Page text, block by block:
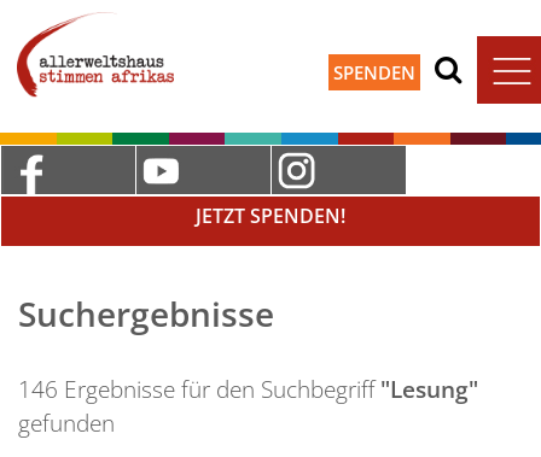
SPENDEN
JETZT SPENDEN!
Suchergebnisse
146 Ergebnisse für den Suchbegriff"Lesung"
gefunden